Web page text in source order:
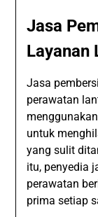
Jasa
Layanan
Jasa
perawatan
untuk
yang sulit
itu, penyedia
perawatan
prima setiap